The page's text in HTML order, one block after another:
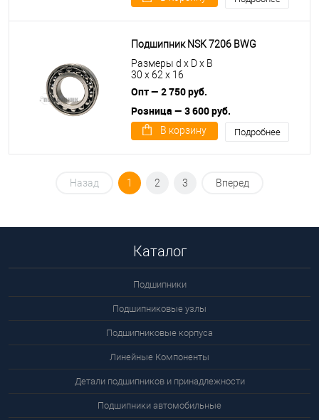
Подшипник NSK 7206 BWG
Размеры d x D x B
30 x 62 x 16
Опт — 2 750 руб.
Розница — 3 600 руб.
В корзину Подробнее
Назад 1 2 3 Вперед
Каталог
Подшипники
Подшипниковые узлы
Подшипниковые корпуса
Линейные Компоненты
Детали подшипников и принадлежности
Подшипники автомобильные